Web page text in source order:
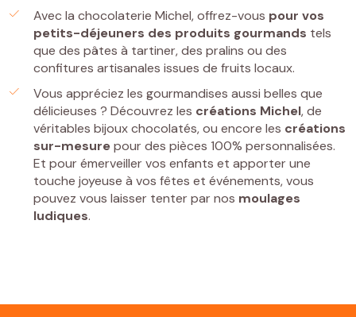
Avec la chocolaterie Michel, offrez-vous pour vos
petits-déjeuners des produits gourmands tels
que des pâtes à tartiner, des pralins ou des
confitures artisanales issues de fruits locaux.
Vous appréciez les gourmandises aussi belles que
délicieuses ? Découvrez les créations Michel, de
véritables bijoux chocolatés, ou encore les créations
sur-mesurepour des pièces 100% personnalisées.
Et pour émerveiller vos enfants et apporter une
touche joyeuse à vos fêtes et événements, vous
pouvez vous laisser tenter par nos moulages
ludiques.